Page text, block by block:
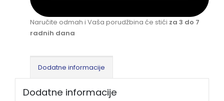
Naručite odmah i Vaša porudžbina će stići za 3 do 7
radnih dana
Dodatne informacije
Dodatne informacije